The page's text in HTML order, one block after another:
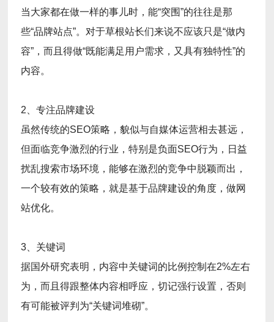
当大家都在做一样的事儿时，能“突围”的往往是那
些“品牌站点”。对于草根站长们来说不应该只是“做内
容”，而且得做“既能满足用户需求，又具有独特性”的
内容。
2、专注品牌建设
虽然传统的SEO策略，貌似与自媒体运营相去甚远，
但面临竞争激烈的行业，特别是负面SEO行为，日益
扰乱搜索市场环境，能够在激烈的竞争中脱颖而出，
一个较有效的策略，就是基于品牌建设的角度，做网
站优化。
3、关键词
据国外研究表明，内容中关键词的比例控制在2%左右
为，而且得跟整体内容相呼应，切记强行设置，否则
有可能被评判为“关键词堆砌”。